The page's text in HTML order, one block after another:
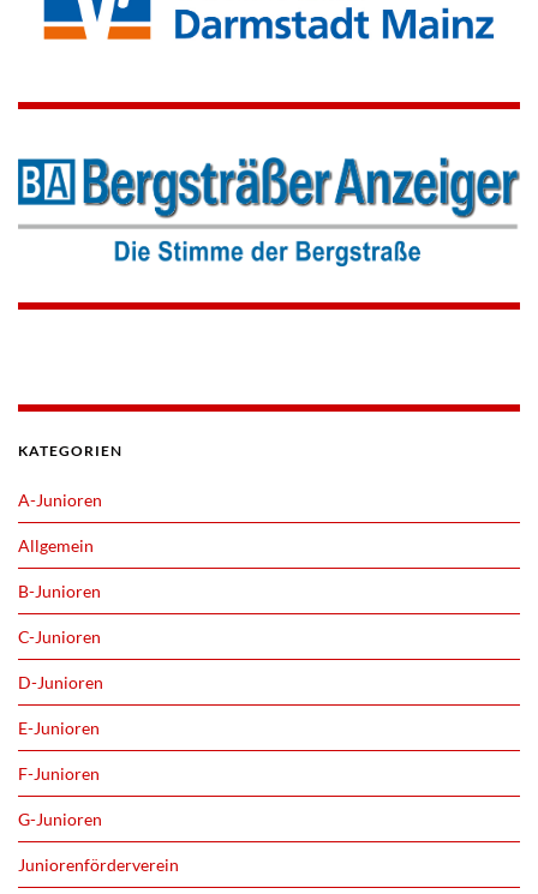
KATEGORIEN
A-Junioren
Allgemein
B-Junioren
C-Junioren
D-Junioren
E-Junioren
F-Junioren
G-Junioren
Juniorenförderverein